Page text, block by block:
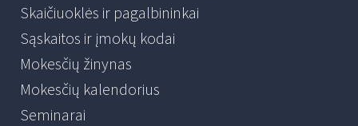
Skaičiuoklės ir pagalbininkai
Sąskaitos ir įmokų kodai
Mokesčių žinynas
Mokesčių kalendorius
Seminarai